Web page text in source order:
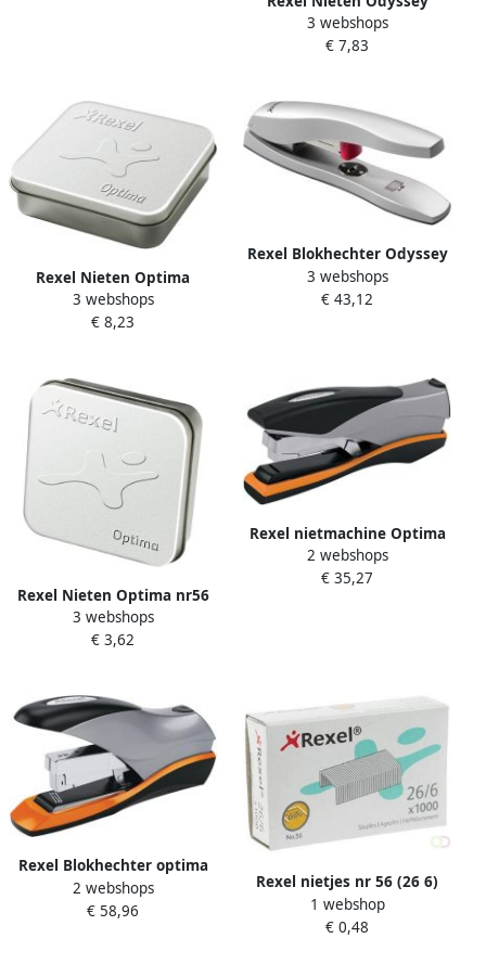
verzinkt 2500 stuks
3 webshops
€ 7,83
Rexel Nieten Optima
nr70HD gegalvaniseerd
2500 stuks
3 webshops
€ 8,23
Rexel Blokhechter Odyssey
max 60vel zilvergrijs
3 webshops
€ 43,12
Rexel Nieten Optima nr56
26 6 gegalvaniseerd 3750
stuks
3 webshops
€ 3,62
Rexel nietmachine Optima
40
2 webshops
€ 35,27
Rexel Blokhechter optima
70HD max 70vel zwart
zilver
2 webshops
€ 58,96
Rexel nietjes nr 56 (26 6)
doos van 1000 nietjes
1 webshop
€ 0,48